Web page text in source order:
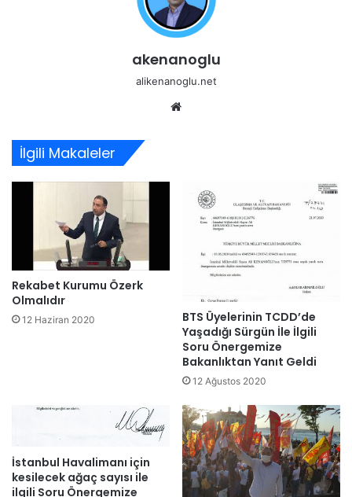
akenanoglu
alikenanoglu.net
İlgili Makaleler
Rekabet Kurumu Özerk
Olmalıdır
12 Haziran 2020
BTS Üyelerinin TCDD’de
Yaşadığı Sürgün İle İlgili
Soru Önergemize
Bakanlıktan Yanıt Geldi
12 Ağustos 2020
İstanbul Havalimanı için
kesilecek ağaç sayısı ile
ilgili Soru Önergemize